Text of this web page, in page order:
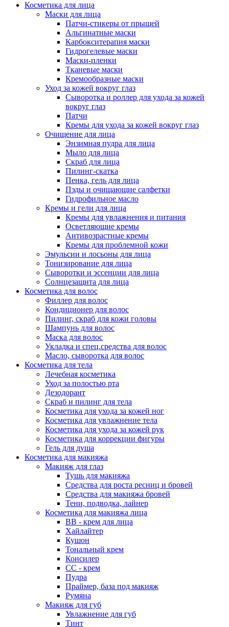
Косметика для лица
Маски для лица
Патчи-стикеры от прыщей
Альгинатные маски
Карбокситерапия маски
Гидрогелевые маски
Маски-пленки
Тканевые маски
Кремообразные маски
Уход за кожей вокруг глаз
Сыворотка и роллер для ухода за кожей
вокруг глаз
Патчи
Кремы для ухода за кожей вокруг глаз
Очищение для лица
Энзимная пудра для лица
Мыло для лица
Скраб для лица
Пилинг-скатка
Пенка, гель для лица
Пэды и очищающие салфетки
Гидрофильное масло
Кремы и гели для лица
Кремы для увлажнения и питания
Осветляющие кремы
Антивозрастные кремы
Кремы для проблемной кожи
Эмульсии и лосьоны для лица
Тонизирование для лица
Сыворотки и эссенции для лица
Солнцезащита для лица
Косметика для волос
Филлер для волос
Кондиционер для волос
Пилинг, скраб для кожи головы
Шампунь для волос
Маска для волос
Укладка и спец.средства для волос
Масло, сыворотка для волос
Косметика для тела
Лечебная косметика
Уход за полостью рта
Дезодорант
Скраб и пилинг для тела
Косметика для ухода за кожей ног
Косметика для увлажнение тела
Косметика для ухода за кожей рук
Косметика для коррекции фигуры
Гель для душа
Косметика для макияжа
Макияж для глаз
Тушь для макияжа
Средства для роста ресниц и бровей
Средства для макияжа бровей
Тени, подводка, лайнер
Косметика для макияжа лица
ВВ - крем для лица
Хайлайтер
Кушон
Тональный крем
Консилер
СС - крем
Пудра
Праймер, база под макияж
Румяна
Макияж для губ
Увлажнение для губ
Тинт